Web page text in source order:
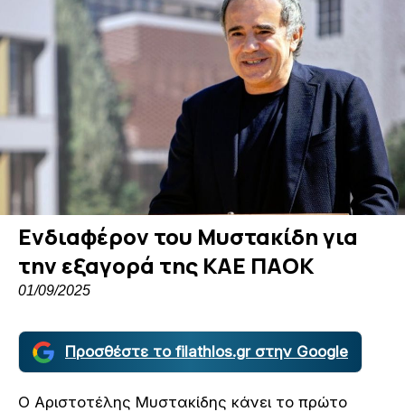
Ενδιαφέρον του Μυστακίδη για
την εξαγορά της ΚΑΕ ΠΑΟΚ
01/09/2025
Προσθέστε το filathlos.gr στην Google
Ο Αριστοτέλης Μυστακίδης κάνει το πρώτο